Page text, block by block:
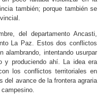
también; porque también se
del departamento Ancasti,
La Paz. Estos dos conflictos
alambrando, intentando usurpar
y produciendo ahí. La idea era
los conflictos territoriales en
del avance de la frontera agraria